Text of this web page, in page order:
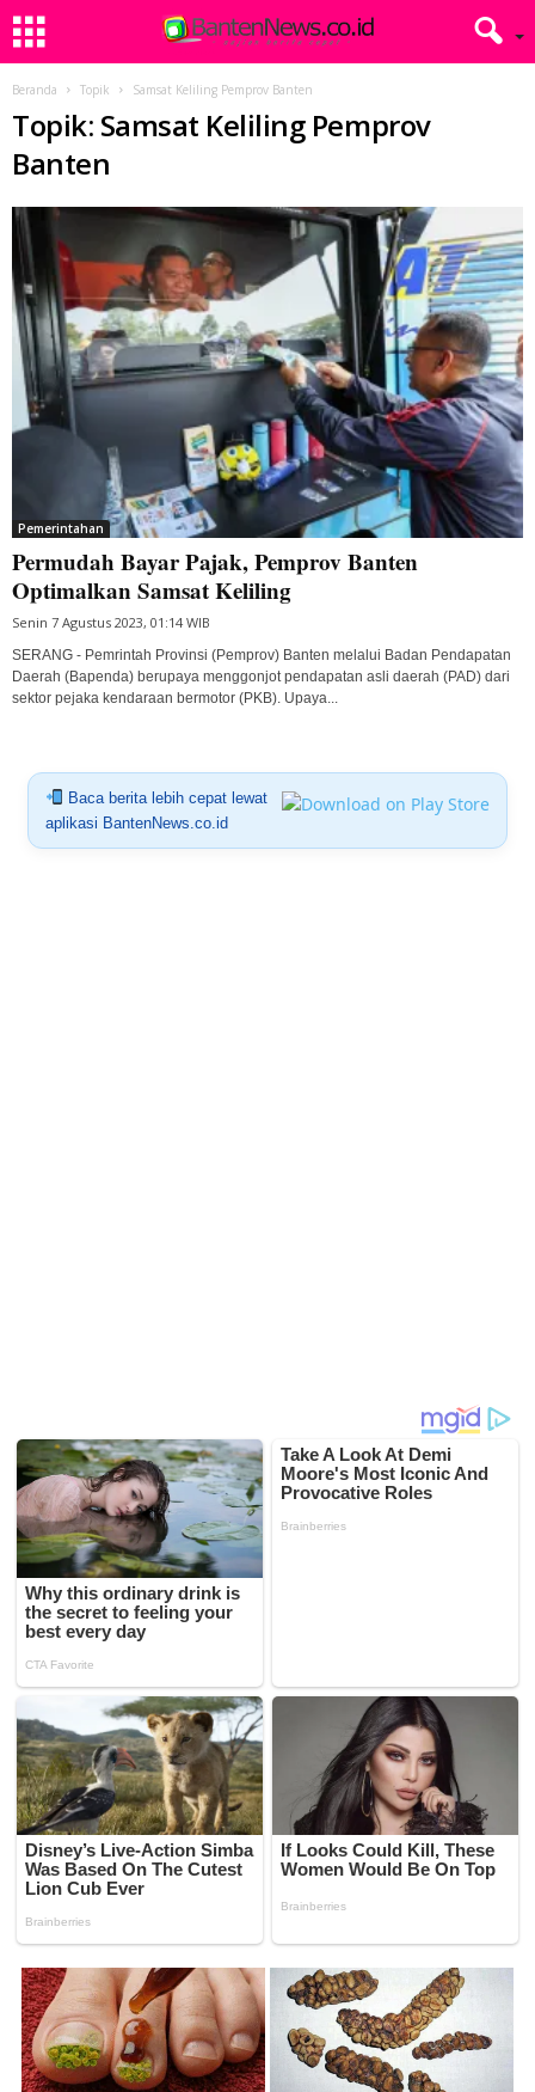
Beranda Topik Samsat Keliling Pemprov Banten
Topik: Samsat Keliling Pemprov
Banten
Pemerintahan
Permudah Bayar Pajak, Pemprov Banten
Optimalkan Samsat Keliling
Senin 7 Agustus 2023, 01:14 WIB
SERANG - Pemrintah Provinsi (Pemprov) Banten melalui Badan Pendapatan
Daerah (Bapenda) berupaya menggonjot pendapatan asli daerah (PAD) dari
sektor pejaka kendaraan bermotor (PKB). Upaya...
Baca berita lebih cepat lewat
aplikasi BantenNews.co.id